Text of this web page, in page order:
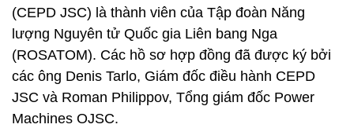
(CEPD JSC) là thành viên của Tập đoàn Năng
lượng Nguyên tử Quốc gia Liên bang Nga
(ROSATOM). Các hồ sơ hợp đồng đã được ký bởi
các ông Denis Tarlo, Giám đốc điều hành CEPD
JSC và Roman Philippov, Tổng giám đốc Power
Machines OJSC.